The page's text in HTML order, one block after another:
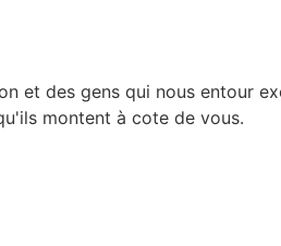
et des gens qui nous entour
montent à cote de vous.